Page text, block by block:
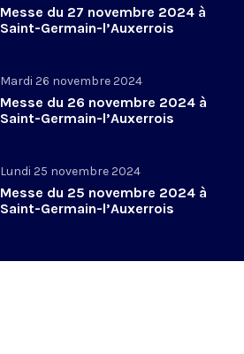
Messe du 27 novembre 2024 à
Saint-Germain-l’Auxerrois
Mardi 26 novembre 2024
Messe du 26 novembre 2024 à
Saint-Germain-l’Auxerrois
Lundi 25 novembre 2024
Messe du 25 novembre 2024 à
Saint-Germain-l’Auxerrois